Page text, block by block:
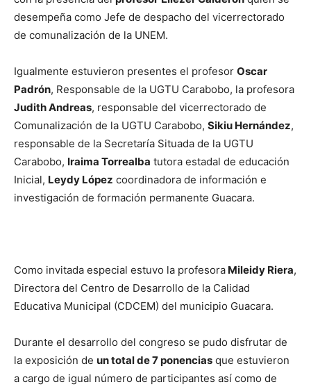
desempeña como Jefe de despacho del vicerrectorado
de comunalización de la UNEM.
Igualmente estuvieron presentes el profesor Oscar
Padrón, Responsable de la UGTU Carabobo, la profesora
Judith Andreas, responsable del vicerrectorado de
Comunalización de la UGTU Carabobo, Sikiu Hernández,
responsable de la Secretaría Situada de la UGTU
Carabobo, Iraima Torrealba tutora estadal de educación
Inicial, Leydy López coordinadora de información e
investigación de formación permanente Guacara.
Como invitada especial estuvo la profesora Mileidy Riera,
Directora del Centro de Desarrollo de la Calidad
Educativa Municipal (CDCEM) del municipio Guacara.
Durante el desarrollo del congreso se pudo disfrutar de
la exposición de un total de 7 ponencias que estuvieron
a cargo de igual número de participantes así como de